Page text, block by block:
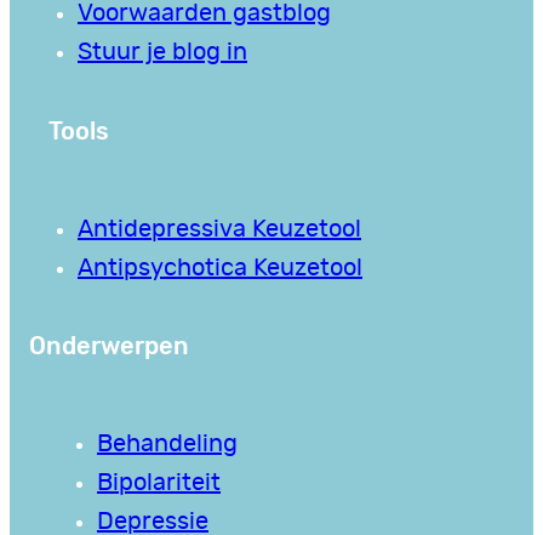
Voorwaarden gastblog
Stuur je blog in
Tools
Antidepressiva Keuzetool
Antipsychotica Keuzetool
Onderwerpen
Behandeling
Bipolariteit
Depressie